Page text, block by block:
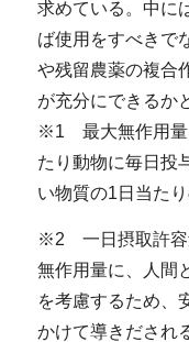
求めている。中に
ば使用をすべきで
や残留農薬の複合
が充分にできるか
※1 最大無作用量
たり動物に毎日投
い物質の1日当た
※2 一日摂取許容
無作用量に、人間
を考慮するため、
かけて導きだされ